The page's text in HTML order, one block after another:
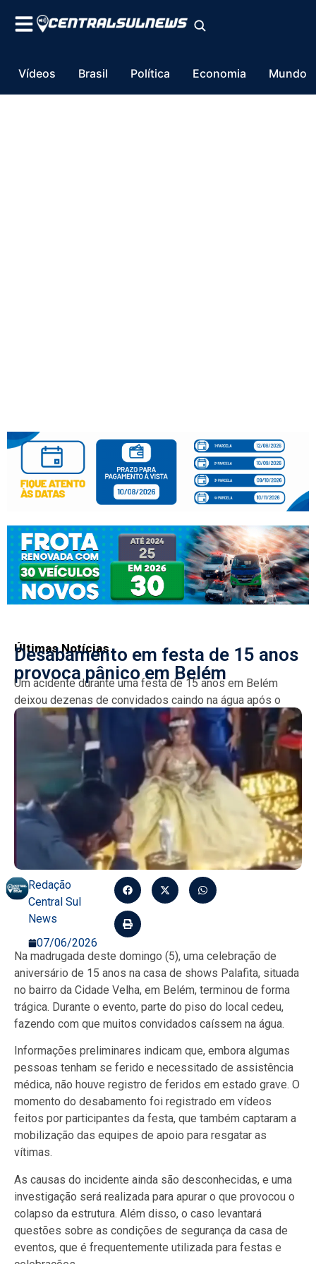
Vídeos Brasil Política Economia Mundo
Últimas Notícias
Desabamento em festa de 15 anos
provoca pânico em Belém
Um acidente durante uma festa de 15 anos em Belém
deixou dezenas de convidados caindo na água após o
piso da casa de shows Palafita...
Redação
Central Sul
News
07/06/2026
Na madrugada deste domingo (5), uma celebração de
aniversário de 15 anos na casa de shows Palafita, situada
no bairro da Cidade Velha, em Belém, terminou de forma
trágica. Durante o evento, parte do piso do local cedeu,
fazendo com que muitos convidados caíssem na água.
Informações preliminares indicam que, embora algumas
pessoas tenham se ferido e necessitado de assistência
médica, não houve registro de feridos em estado grave. O
momento do desabamento foi registrado em vídeos
feitos por participantes da festa, que também captaram a
mobilização das equipes de apoio para resgatar as
vítimas.
As causas do incidente ainda são desconhecidas, e uma
investigação será realizada para apurar o que provocou o
colapso da estrutura. Além disso, o caso levantará
questões sobre as condições de segurança da casa de
eventos, que é frequentemente utilizada para festas e